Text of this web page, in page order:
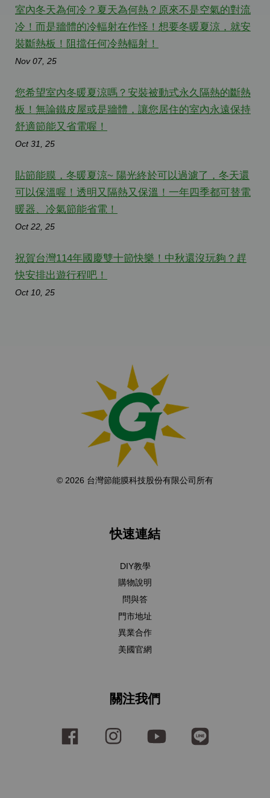
室內冬天為何冷？夏天為何熱？原來不是空氣的對流
冷！而是牆體的冷輻射在作怪！想要冬暖夏涼，就安
裝斷熱板！阻擋任何冷熱輻射！
Nov 07, 25
您希望室內冬暖夏涼嗎？安裝被動式永久隔熱的斷熱
板！無論鐵皮屋或是牆體，讓您居住的室內永遠保持
舒適節能又省電喔！
Oct 31, 25
貼節能膜，冬暖夏涼~ 陽光終於可以過濾了，冬天還
可以保溫喔！透明又隔熱又保溫！一年四季都可替電
暖器、冷氣節能省電！
Oct 22, 25
祝賀台灣114年國慶雙十節快樂！中秋還沒玩夠？趕
快安排出遊行程吧！
Oct 10, 25
© 2026 台灣節能膜科技股份有限公司所有
快速連結
DIY教學
購物說明
問與答
門市地址
異業合作
美國官網
關注我們
Facebook Instagram YouTube